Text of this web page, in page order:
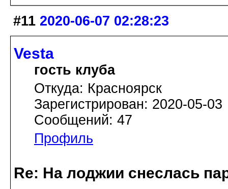
#11 2020-06-07 02:28:23
Vesta
гость клуба
Откуда: Красноярск
Зарегистрирован: 2020-05-03
Сообщений: 47
Профиль
Re: На лоджии снеслась